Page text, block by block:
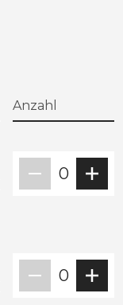
Anzahl
0
0